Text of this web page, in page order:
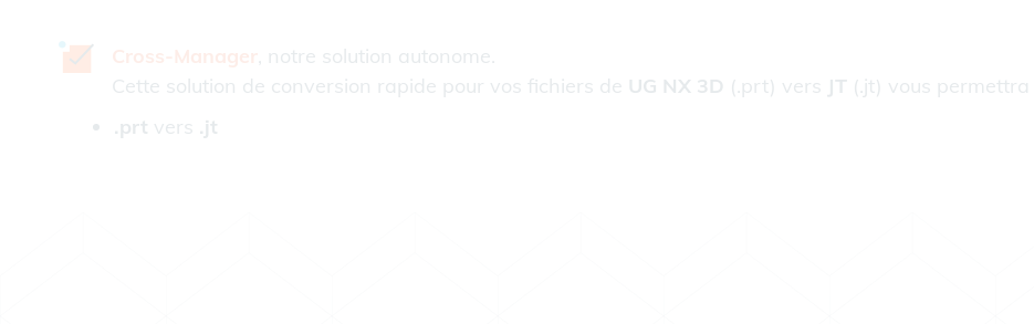
, notre solution autonome.
Cette solution de conversion rapide pour vos fichiers de UG NX 3D (.prt) vers JT (.jt) vous
.prt vers .jt